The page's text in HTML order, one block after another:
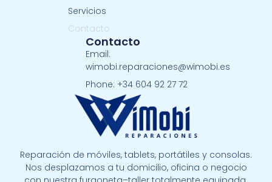
Reparación de móviles, tablets, portátiles y consolas.
Nos desplazamos a tu domicilio, oficina o negocio
Servicios
Contacto
Contacto
Email:
wimobi.reparaciones@wimobi.es
Phone: +34 604 92 27 72